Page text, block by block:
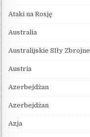
Ataki na Rosję
Australia
Australijskie SIły Zbrojne
Austria
Azerbejdżan
Azerbejdżan
Azja